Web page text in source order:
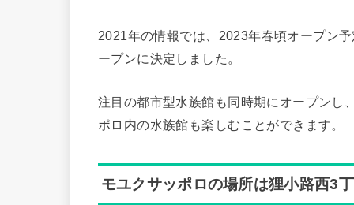
2021年の情報では、2023年春頃オープン
ープンに決定しました。
注目の都市型水族館も同時期にオープンし
ポロ内の水族館も楽しむことができます。
モユクサッポロの場所は狸小路西3